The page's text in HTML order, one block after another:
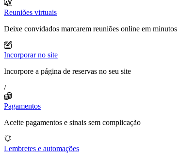
Reuniões virtuais
Deixe convidados marcarem reuniões online em minutos
Incorporar no site
Incorpore a página de reservas no seu site
/
Pagamentos
Aceite pagamentos e sinais sem complicação
Lembretes e automações